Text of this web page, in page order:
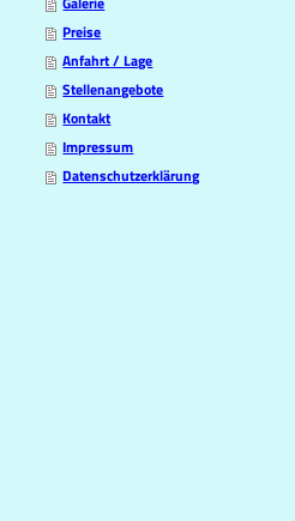
Preise
Anfahrt / Lage
Stellenangebote
Kontakt
Impressum
Datenschutzerklärung